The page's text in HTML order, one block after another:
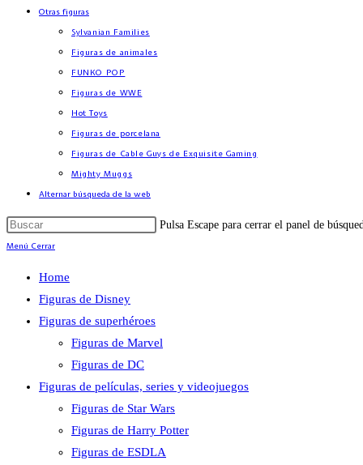
Otras figuras
Sylvanian Families
Figuras de animales
FUNKO POP
Figuras de WWE
Hot Toys
Figuras de porcelana
Figuras de Cable Guys de Exquisite Gaming
Mighty Muggs
Alternar búsqueda de la web
Pulsa Escape para cerrar el panel de
Menú Cerrar
Home
Figuras de Disney
Figuras de superhéroes
Figuras de Marvel
Figuras de DC
Figuras de películas, series y videojuegos
Figuras de Star Wars
Figuras de Harry Potter
Figuras de ESDLA